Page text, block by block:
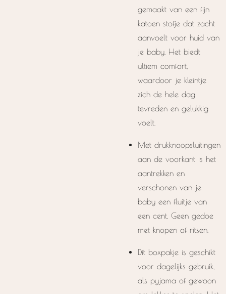
gemaakt van een fijn
katoen stofje dat zacht
aanvoelt voor huid van
je baby. Het biedt
ultiem comfort,
waardoor je kleintje
zich de hele dag
tevreden en gelukkig
voelt.
Met drukknoopsluitingen
aan de voorkant is het
aantrekken en
verschonen van je
baby een fluitje van
een cent. Geen gedoe
met knopen of ritsen.
Dit boxpakje is geschikt
voor dagelijks gebruik,
als pyjama of gewoon